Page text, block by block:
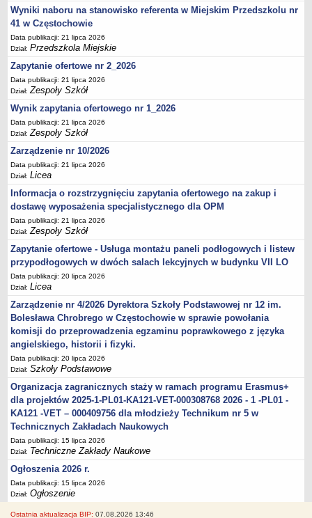
Wyniki naboru na stanowisko referenta w Miejskim Przedszkolu nr
41 w Częstochowie
Data publikacji: 21 lipca 2026
Dział:Przedszkola Miejskie
Zapytanie ofertowe nr 2_2026
Data publikacji: 21 lipca 2026
Dział:Zespoły Szkół
Wynik zapytania ofertowego nr 1_2026
Data publikacji: 21 lipca 2026
Dział:Zespoły Szkół
Zarządzenie nr 10/2026
Data publikacji: 21 lipca 2026
Dział:Licea
Informacja o rozstrzygnięciu zapytania ofertowego na zakup i
dostawę wyposażenia specjalistycznego dla OPM
Data publikacji: 21 lipca 2026
Dział:Zespoły Szkół
Zapytanie ofertowe - Usługa montażu paneli podłogowych i listew
przypodłogowych w dwóch salach lekcyjnych w budynku VII LO
Data publikacji: 20 lipca 2026
Dział:Licea
Zarządzenie nr 4/2026 Dyrektora Szkoły Podstawowej nr 12 im.
Bolesława Chrobrego w Częstochowie w sprawie powołania
komisji do przeprowadzenia egzaminu poprawkowego z języka
angielskiego, historii i fizyki.
Data publikacji: 20 lipca 2026
Dział:Szkoły Podstawowe
Organizacja zagranicznych staży w ramach programu Erasmus+
dla projektów 2025-1-PL01-KA121-VET-000308768 2026 - 1 -PL01 -
KA121 -VET – 000409756 dla młodzieży Technikum nr 5 w
Technicznych Zakładach Naukowych
Data publikacji: 15 lipca 2026
Dział: Techniczne Zakłady Naukowe
Ogłoszenia 2026 r.
Data publikacji: 15 lipca 2026
Dział:Ogłoszenie
Ostatnia aktualizacja BIP: 07.08.2026 13:46